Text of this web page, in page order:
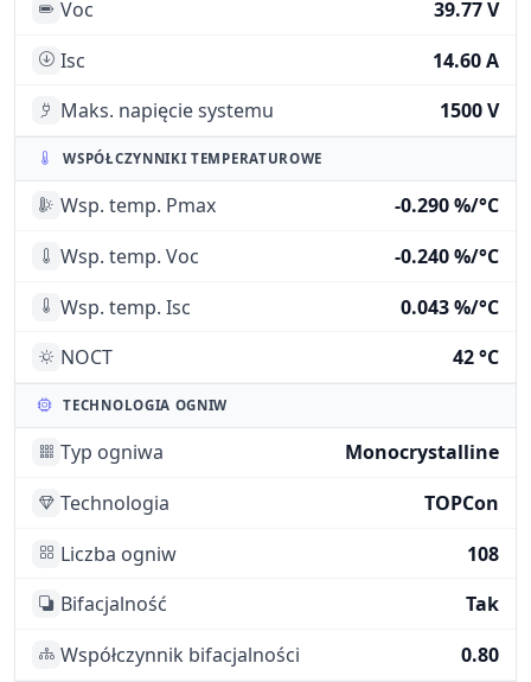
Voc
39.77 V
Isc
14.60 A
Maks. napięcie systemu
1500 V
WSPÓŁCZYNNIKI TEMPERATUROWE
Wsp. temp. Pmax
-0.290 %/°C
Wsp. temp. Voc
-0.240 %/°C
Wsp. temp. Isc
0.043 %/°C
NOCT
42 °C
TECHNOLOGIA OGNIW
Typ ogniwa
Monocrystalline
Technologia
TOPCon
Liczba ogniw
108
Bifacjalność
Tak
Współczynnik bifacjalności
0.80